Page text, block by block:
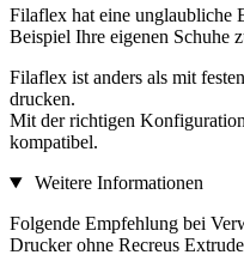
Filaflex hat eine unglaubliche
Beispiel Ihre eigenen Schuhe
Filaflex ist anders als mit
drucken.
Mit der richtigen
kompatibel.
Weitere Informationen
Folgende Empfehlung bei
Drucker ohne Recreus